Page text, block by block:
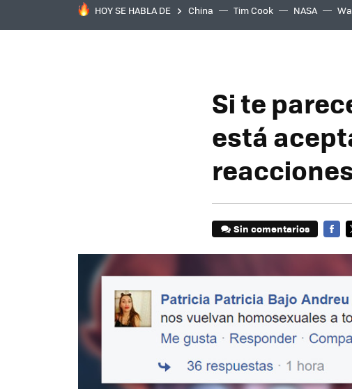
HOY SE HABLA DE China Tim Cook NASA
Si te
está
Sin comentarios